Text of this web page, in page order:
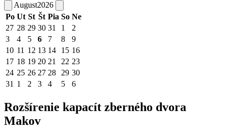
August2026
Po Ut St Št Pia So Ne
27 28 29 30 31 1
2
3
4 5 6 7 8
9
10 11 12 13 14 15 16
17 18 19 20 21 22 23
24 25 26 27 28 29 30
31 1 2 3 4 5 6
Rozšírenie kapacít zberného dvora
Makov